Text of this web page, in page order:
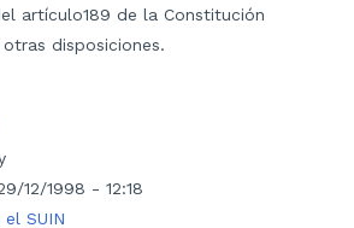
artículo189 de la Constitución
disposiciones.
12/1998 - 12:18
el SUIN